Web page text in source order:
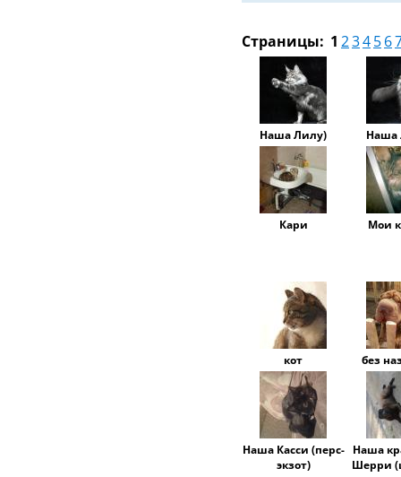
Страницы: 1 23456
Наша Лилу) Наша
Кари Мои
кот без
Наша Касси (перс-
экзот)
Наша
Шерри